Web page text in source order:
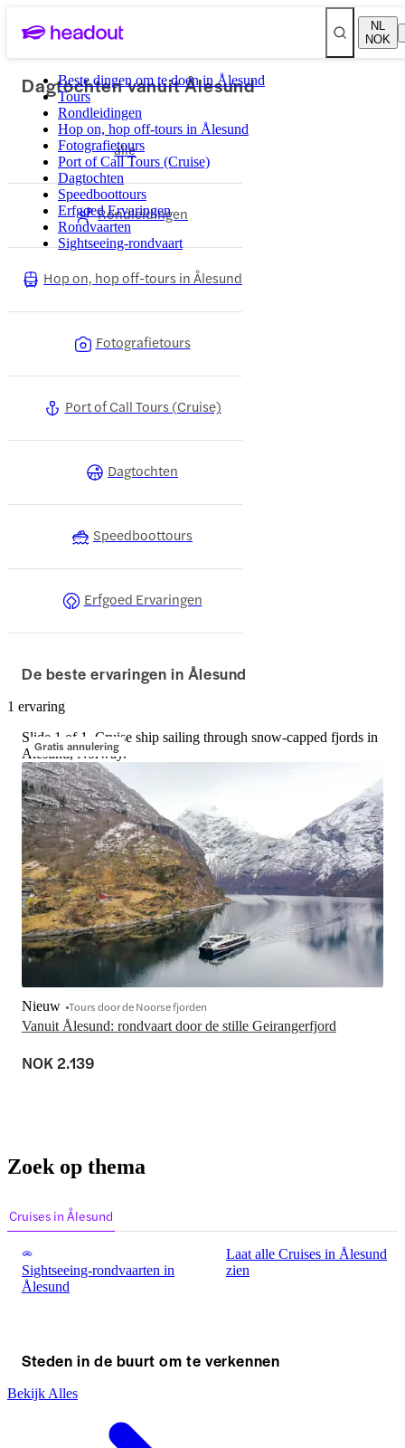
NL
NOK
Beste dingen om te doen in Ålesund
Tours
Rondleidingen
Hop on, hop off-tours in Ålesund
Fotografietours
Port of Call Tours (Cruise)
Dagtochten
Speedboottours
Erfgoed Ervaringen
Rondvaarten
Sightseeing-rondvaart
Dagtochten vanuit Ålesund
alle
Rondleidingen
Hop on, hop off-tours in Ålesund
Fotografietours
Port of Call Tours (Cruise)
Dagtochten
Speedboottours
Erfgoed Ervaringen
De beste ervaringen in Ålesund
1 ervaring
Gratis annulering
Slide 1 of 1, Cruise ship sailing through snow-capped fjords in
Alesund, Norway.
Vanuit Ålesund: rondvaart door de stille Geirangerfjord
Nieuw Tours door de Noorse fjorden
NOK 2.139
Zoek op thema
Cruises in Ålesund
Sightseeing-rondvaarten in
Ålesund
Laat alle Cruises in Ålesund
zien
Steden in de buurt om te verkennen
Bekijk Alles